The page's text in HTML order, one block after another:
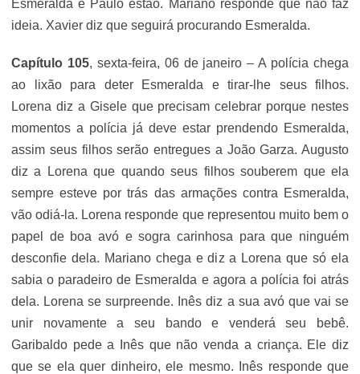
Esmeralda e Paulo estão. Mariano responde que não faz
ideia. Xavier diz que seguirá procurando Esmeralda.
Capítulo 105, sexta-feira, 06 de janeiro – A polícia chega
ao lixão para deter Esmeralda e tirar-lhe seus filhos.
Lorena diz a Gisele que precisam celebrar porque nestes
momentos a polícia já deve estar prendendo Esmeralda,
assim seus filhos serão entregues a João Garza. Augusto
diz a Lorena que quando seus filhos souberem que ela
sempre esteve por trás das armações contra Esmeralda,
vão odiá-la. Lorena responde que representou muito bem o
papel de boa avó e sogra carinhosa para que ninguém
desconfie dela. Mariano chega e diz a Lorena que só ela
sabia o paradeiro de Esmeralda e agora a polícia foi atrás
dela. Lorena se surpreende. Inês diz a sua avó que vai se
unir novamente a seu bando e venderá seu bebê.
Garibaldo pede a Inês que não venda a criança. Ele diz
que se ela quer dinheiro, ele mesmo. Inês responde que